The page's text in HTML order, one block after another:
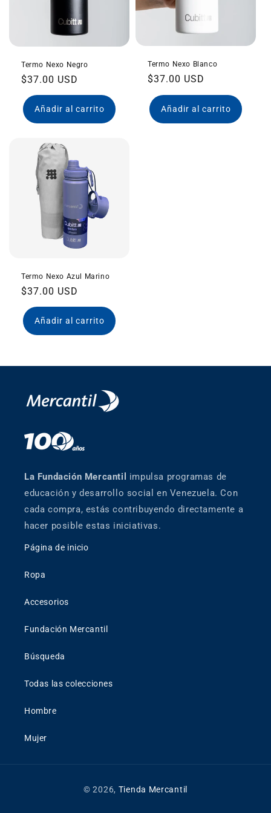
Termo Nexo Negro
Precio
habitual
$37.00 USD
Añadir al carrito
Termo Nexo Blanco
Precio
habitual
$37.00 USD
Añadir al carrito
Termo Nexo Azul Marino
Precio
habitual
$37.00 USD
Añadir al carrito
La Fundación Mercantil impulsa programas de
educación y desarrollo social en Venezuela. Con
cada compra, estás contribuyendo directamente a
hacer posible estas iniciativas.
Página de inicio
Ropa
Accesorios
Fundación Mercantil
Búsqueda
Todas las colecciones
Hombre
Mujer
© 2026, Tienda Mercantil